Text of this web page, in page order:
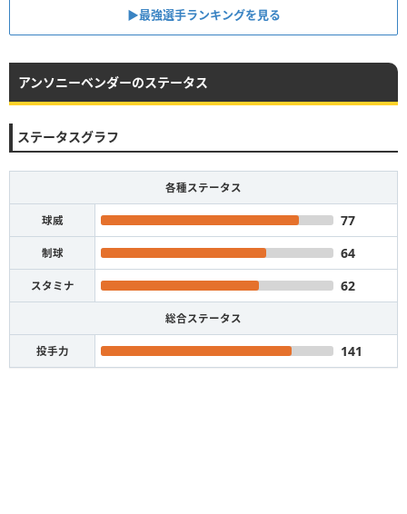
▶︎最強選手ランキングを見る
アンソニーベンダーのステータス
ステータスグラフ
各種ステータス
球威 77
制球 64
スタミナ 62
総合ステータス
投手力 141